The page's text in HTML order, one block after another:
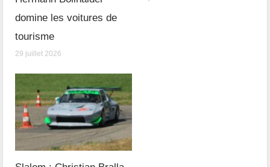
domine les voitures de
tourisme
29 juillet 2026